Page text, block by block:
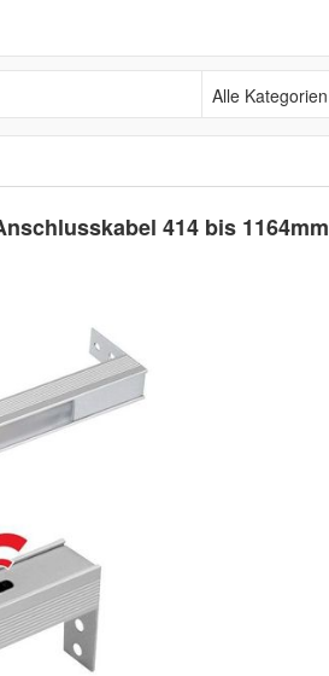
Alle Kategorien
414 bis 1164mm